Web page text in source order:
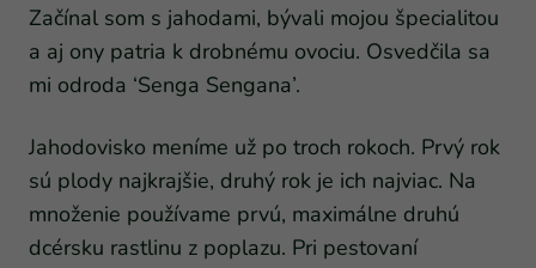
Začínal som s jahodami, bývali mojou špecialitou
a aj ony patria k drobnému ovociu. Osvedčila sa
mi odroda ‘Senga Sengana’.
Jahodovisko meníme už po troch rokoch. Prvý rok
sú plody najkrajšie, druhý rok je ich najviac. Na
množenie používame prvú, maximálne druhú
dcérsku rastlinu z poplazu. Pri pestovaní